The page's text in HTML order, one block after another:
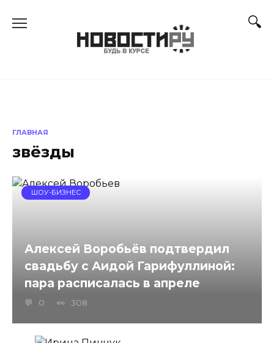
ГЛАВНАЯ
звёзды
ШОУ-БИЗНЕС
Алексей Воробьёв подтвердил
свадьбу с Аидой Гарифуллиной:
пара расписалась в апреле
0 308